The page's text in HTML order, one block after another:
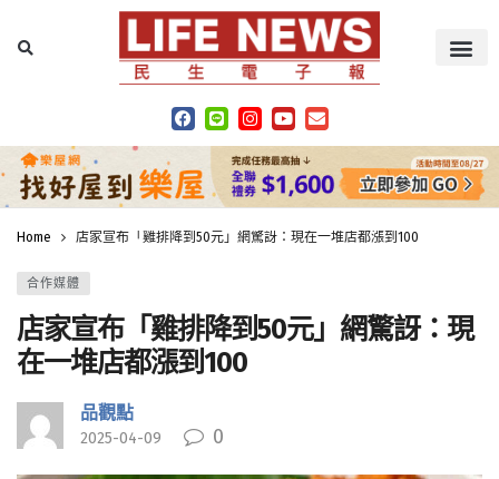
Home 店家宣布「雞排降到50元」網驚訝：現在一堆店都漲到100
合作媒體
店家宣布「雞排降到50元」網驚訝：現
在一堆店都漲到100
品觀點
2025-04-09 0